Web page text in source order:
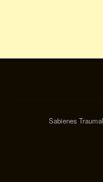
Sabienes